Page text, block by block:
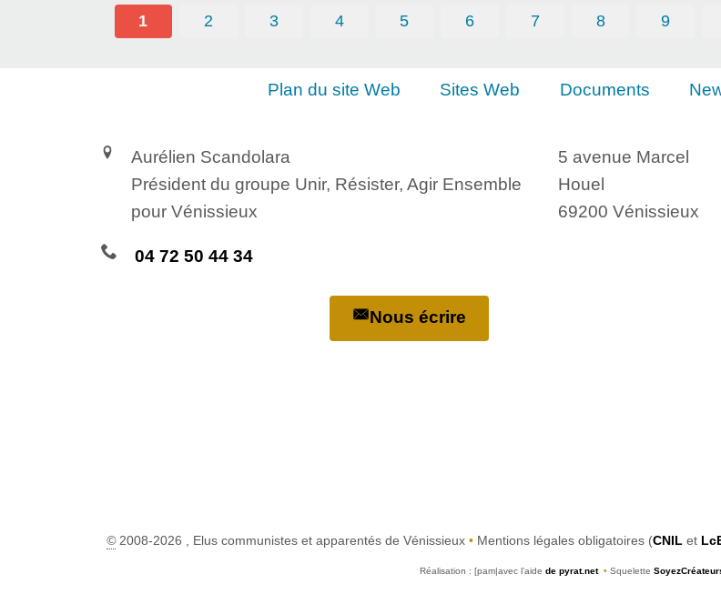
1 2 3 4 5 6 7 8 9
Plan du site Web Sites Web Documents
Aurélien Scandolara
Président du groupe Unir, Résister, Agir Ensemble
pour Vénissieux
5 avenue Marcel
Houel
69200 Vénissieux
04 72 50 44 34
Nous écrire
©2008-2026 , Elus communistes et apparentés de Vénissieux • Mentions légales obligatoires (CNIL et
Réalisation : [pam|avec l’aide de pyrat.net • Squelette